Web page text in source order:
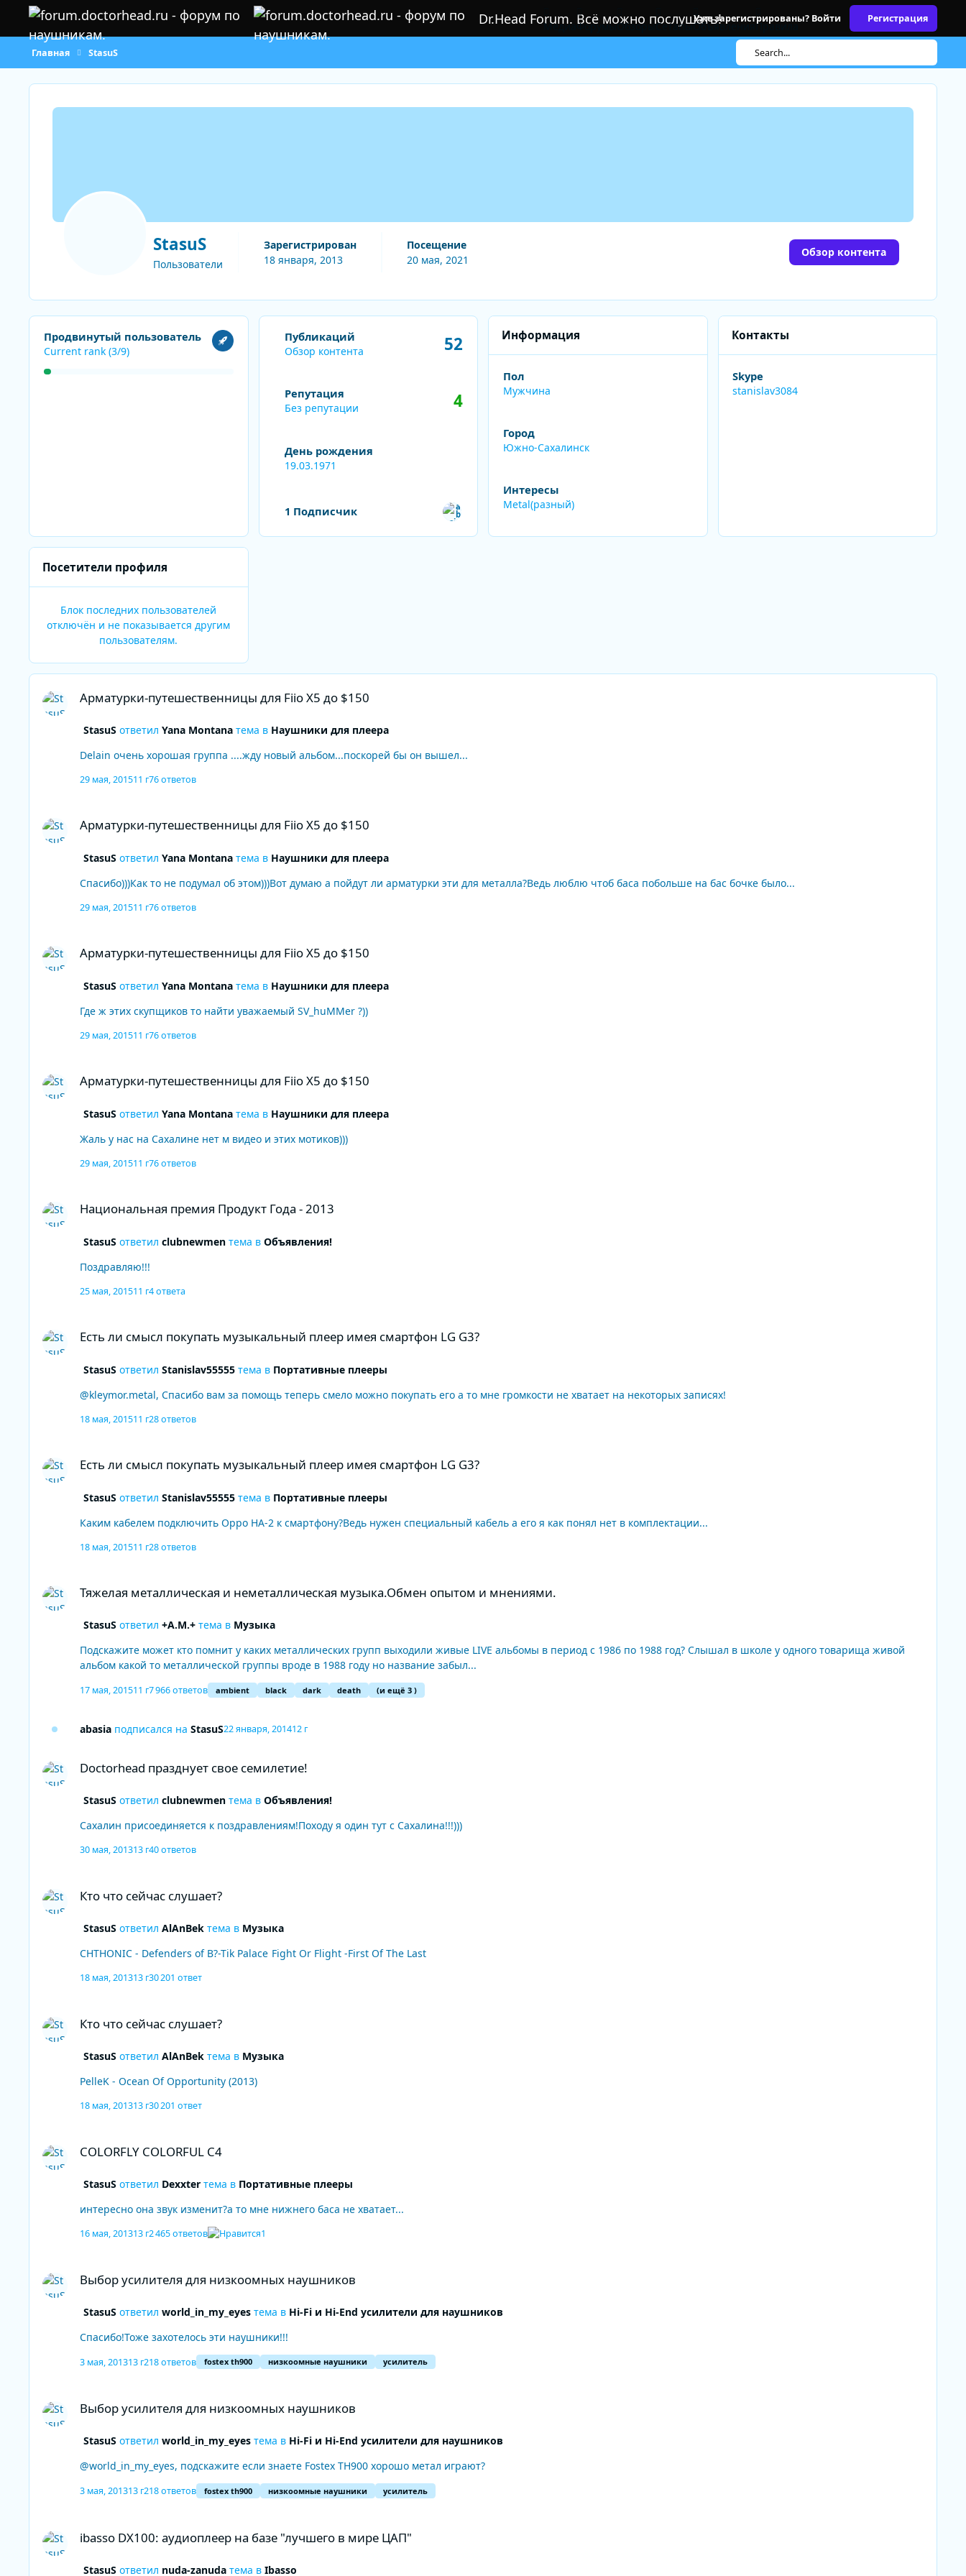
Перейти к содержанию
Dr.Head Forum. Всё можно послушать!
Медиа ФорумыОбзорыСетапыОбъявленияПравила
Уже зарегистрированы? Войти Регистрация
Главная StasuS Search...
StasuS
Пользователи
Зарегистрирован
18 января, 2013
Посещение
20 мая, 2021
Обзор контента
Посмотреть все
Продвинутый пользователь
Current rank (3/9)
Обзор контента
Публикаций
Обзор контента 52
Репутация
Без репутации 4
День рождения
19.03.1971
1 Подписчик
Информация
Пол
Мужчина
Город
Южно-Сахалинск
Интересы
Metal(разный)
Контакты
Skype
stanislav3084
Посетители профиля
Блок последних пользователей
отключён и не показывается другим
пользователям.
Арматурки-путешественницы для Fiio X5 до $150
Арматурки-путешественницы для Fiio X5 до $150
StasuS ответил Yana Montanaтема в Наушники для плеера
Delain очень хорошая группа ....жду новый альбом...поскорей бы он вышел...
29 мая, 201511 г76 ответов
Арматурки-путешественницы для Fiio X5 до $150
StasuS ответил Yana Montanaтема в Наушники для плеера
Спасибо)))Как то не подумал об этом)))Вот думаю а пойдут ли арматурки эти для металла?Ведь люблю чтоб баса побольше на бас бочке было...
29 мая, 201511 г76 ответов
Арматурки-путешественницы для Fiio X5 до $150
StasuS ответил Yana Montanaтема в Наушники для плеера
Где ж этих скупщиков то найти уважаемый SV_huMMer ?))
29 мая, 201511 г76 ответов
Арматурки-путешественницы для Fiio X5 до $150
StasuS ответил Yana Montanaтема в Наушники для плеера
Жаль у нас на Сахалине нет м видео и этих мотиков)))
29 мая, 201511 г76 ответов
Национальная премия Продукт Года - 2013
StasuS ответил clubnewmenтема в Объявления!
Поздравляю!!!
25 мая, 201511 г4 ответа
Есть ли смысл покупать музыкальный плеер имея смартфон LG G3?
StasuS ответил Stanislav55555тема в Портативные плееры
@kleymor.metal, Спасибо вам за помощь теперь смело можно покупать его а то мне громкости не хватает на некоторых записях!
18 мая, 201511 г28 ответов
Есть ли смысл покупать музыкальный плеер имея смартфон LG G3?
StasuS ответил Stanislav55555тема в Портативные плееры
Каким кабелем подключить Oppo HA-2 к смартфону?Ведь нужен специальный кабель а его я как понял нет в комплектации...
18 мая, 201511 г28 ответов
Тяжелая металлическая и неметаллическая музыка.Обмен опытом и мнениями.
StasuS ответил +A.M.+тема в Музыка
Подскажите может кто помнит у каких металлических групп выходили живые LIVE альбомы в период с 1986 по 1988 год? Слышал в школе у одного товарища живой
альбом какой то металлической группы вроде в 1988 году но название забыл...
17 мая, 201511 г7 966 ответов ambient black dark death (и ещё 3 )
abasia подписался на StasuS22 января, 201412 г
Doctorhead празднует свое семилетие!
StasuS ответил clubnewmenтема в Объявления!
Сахалин присоединяется к поздравлениям!Походу я один тут с Сахалина!!!)))
30 мая, 201313 г40 ответов
Кто что сейчас слушает?
StasuS ответил AlAnBekтема в Музыка
CHTHONIC - Defenders of B?-Tik Palace Fight Or Flight -First Of The Last
18 мая, 201313 г30 201 ответ
Кто что сейчас слушает?
StasuS ответил AlAnBekтема в Музыка
PelleK - Ocean Of Opportunity (2013)
18 мая, 201313 г30 201 ответ
COLORFLY COLORFUL C4
StasuS ответил Dexxterтема в Портативные плееры
интересно она звук изменит?а то мне нижнего баса не хватает...
16 мая, 201313 г2 465 ответов 1
Выбор усилителя для низкоомных наушников
StasuS ответил world_in_my_eyesтема в Hi-Fi и Hi-End усилители для наушников
Спасибо!Тоже захотелось эти наушники!!!
3 мая, 201313 г218 ответов fostex th900 низкоомные наушники усилитель
Выбор усилителя для низкоомных наушников
StasuS ответил world_in_my_eyesтема в Hi-Fi и Hi-End усилители для наушников
@world_in_my_eyes, подскажите если знаете Fostex TH900 хорошо метал играют?
3 мая, 201313 г218 ответов fostex th900 низкоомные наушники усилитель
ibasso DX100: аудиоплеер на базе "лучшего в мире ЦАП"
StasuS ответил nuda-zanudaтема в Ibasso